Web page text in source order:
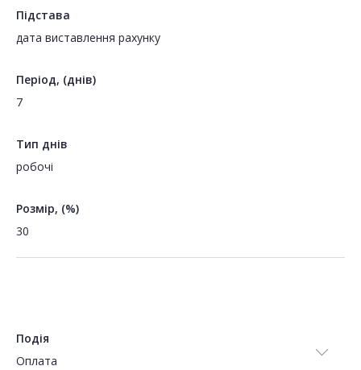
Підстава
дата виставлення рахунку
Період, (днів)
7
Тип днів
робочі
Розмір, (%)
30
Подія
Оплата